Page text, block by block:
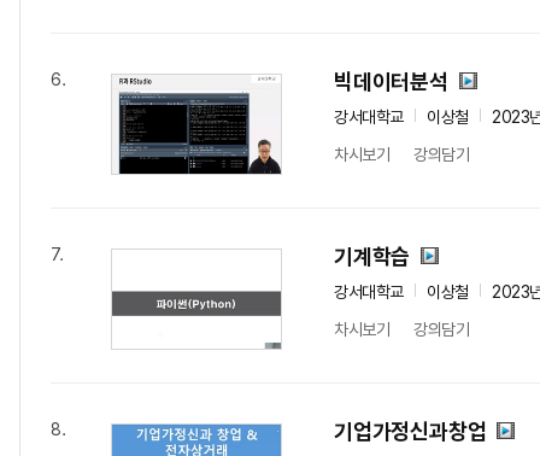
6. 빅데이터분석
강서대학교 이상철
2023
차시보기
강의담기
7. 기계학습
강서대학교 이상철
2023
차시보기
강의담기
8. 기업가정신과창업